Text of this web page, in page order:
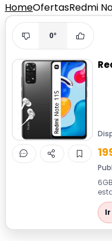
HomeOfertasRedmi
0°